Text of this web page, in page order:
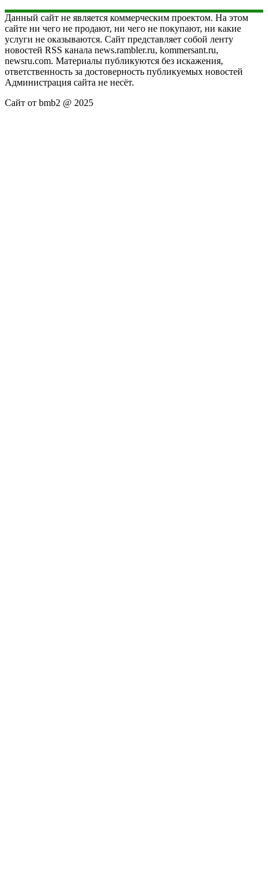
Данный сайт не является коммерческим проектом. На этом
сайте ни чего не продают, ни чего не покупают, ни какие
услуги не оказываются. Сайт представляет собой ленту
новостей RSS канала news.rambler.ru, kommersant.ru,
newsru.com. Материалы публикуются без искажения,
ответственность за достоверность публикуемых новостей
Администрация сайта не несёт.
Сайт от bmb2 @ 2025